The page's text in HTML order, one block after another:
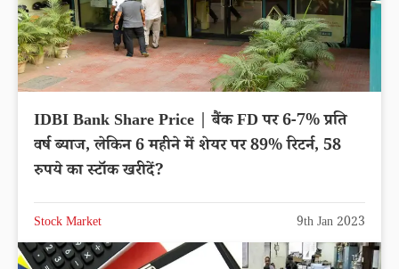
IDBI Bank Share Price | बैंक FD पर 6-7% प्रति
वर्ष ब्याज, लेकिन 6 महीने में शेयर पर 89% रिटर्न, 58
रुपये का स्टॉक खरीदें?
Stock Market 9th Jan 2023